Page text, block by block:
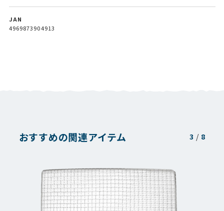
JAN
4969873904913
おすすめの関連アイテム 3 / 8